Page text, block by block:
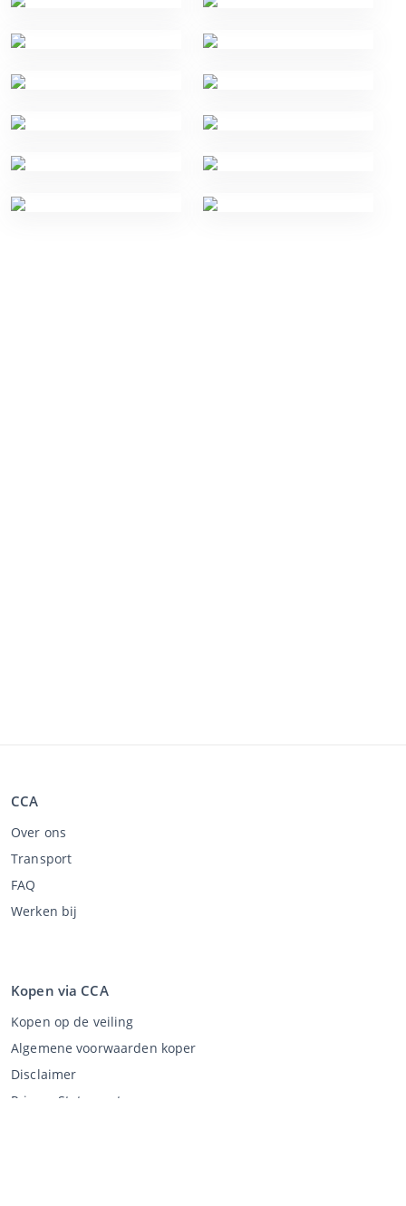
CCA
Over ons
Transport
FAQ
Werken bij
Kopen via CCA
Kopen op de veiling
Algemene voorwaarden koper
Disclaimer
Privacy Statement